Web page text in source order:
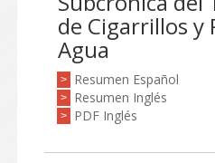
de Cigarrillos y
Agua
> Resumen Español
> Resumen Inglés
> PDF Inglés